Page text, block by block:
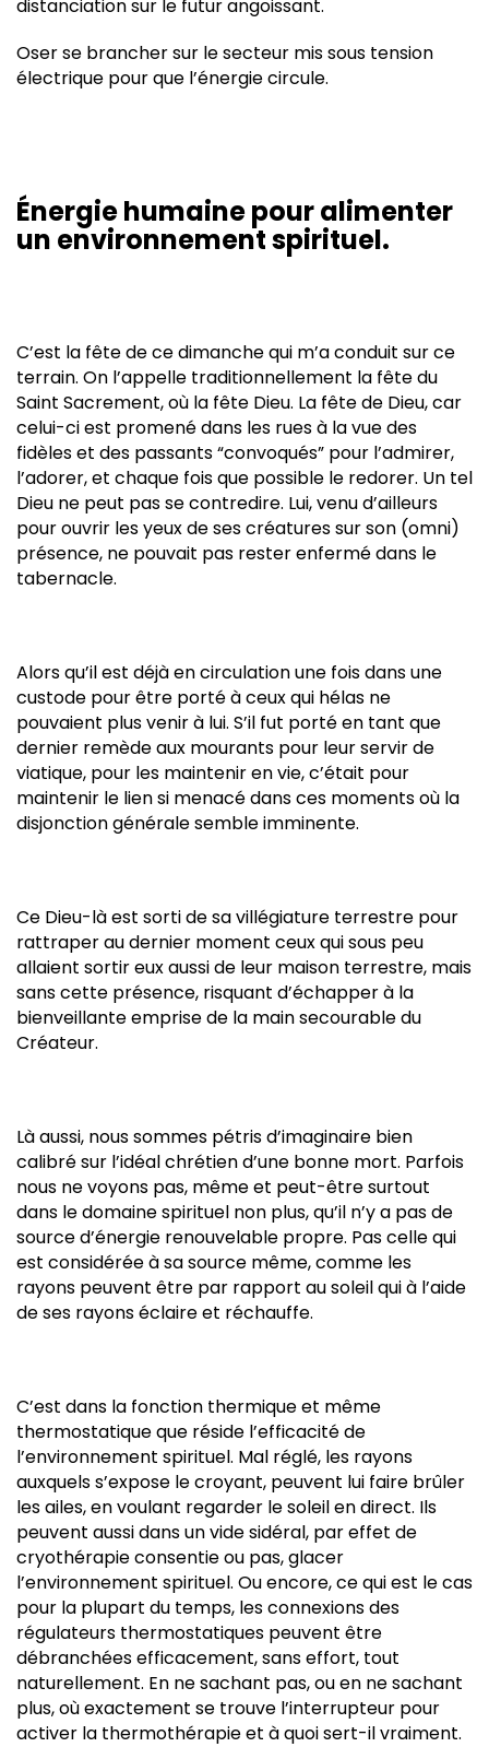
distanciation sur le futur angoissant.
Oser se brancher sur le secteur mis sous tension
électrique pour que l’énergie circule.
Énergie humaine pour alimenter
un environnement spirituel.
C’est la fête de ce dimanche qui m’a conduit sur ce
terrain. On l’appelle traditionnellement la fête du
Saint Sacrement, où la fête Dieu. La fête de Dieu, car
celui-ci est promené dans les rues à la vue des
fidèles et des passants “convoqués” pour l’admirer,
l’adorer, et chaque fois que possible le redorer. Un tel
Dieu ne peut pas se contredire. Lui, venu d’ailleurs
pour ouvrir les yeux de ses créatures sur son (omni)
présence, ne pouvait pas rester enfermé dans le
tabernacle.
Alors qu’il est déjà en circulation une fois dans une
custode pour être porté à ceux qui hélas ne
pouvaient plus venir à lui. S’il fut porté en tant que
dernier remède aux mourants pour leur servir de
viatique, pour les maintenir en vie, c’était pour
maintenir le lien si menacé dans ces moments où la
disjonction générale semble imminente.
Ce Dieu-là est sorti de sa villégiature terrestre pour
rattraper au dernier moment ceux qui sous peu
allaient sortir eux aussi de leur maison terrestre, mais
sans cette présence, risquant d’échapper à la
bienveillante emprise de la main secourable du
Créateur.
Là aussi, nous sommes pétris d’imaginaire bien
calibré sur l’idéal chrétien d’une bonne mort. Parfois
nous ne voyons pas, même et peut-être surtout
dans le domaine spirituel non plus, qu’il n’y a pas de
source d’énergie renouvelable propre. Pas celle qui
est considérée à sa source même, comme les
rayons peuvent être par rapport au soleil qui à l’aide
de ses rayons éclaire et réchauffe.
C’est dans la fonction thermique et même
thermostatique que réside l’efficacité de
l’environnement spirituel. Mal réglé, les rayons
auxquels s’expose le croyant, peuvent lui faire brûler
les ailes, en voulant regarder le soleil en direct. Ils
peuvent aussi dans un vide sidéral, par effet de
cryothérapie consentie ou pas, glacer
l’environnement spirituel. Ou encore, ce qui est le cas
pour la plupart du temps, les connexions des
régulateurs thermostatiques peuvent être
débranchées efficacement, sans effort, tout
naturellement. En ne sachant pas, ou en ne sachant
plus, où exactement se trouve l’interrupteur pour
activer la thermothérapie et à quoi sert-il vraiment.